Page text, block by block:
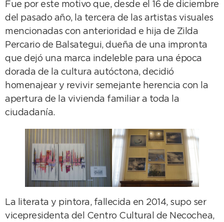
Fue por este motivo que, desde el 16 de diciembre
del pasado año, la tercera de las artistas visuales
mencionadas con anterioridad e hija de Zilda
Percario de Balsategui, dueña de una impronta
que dejó una marca indeleble para una época
dorada de la cultura autóctona, decidió
homenajear y revivir semejante herencia con la
apertura de la vivienda familiar a toda la
ciudadanía.
La literata y pintora, fallecida en 2014, supo ser
vicepresidenta del Centro Cultural de Necochea,